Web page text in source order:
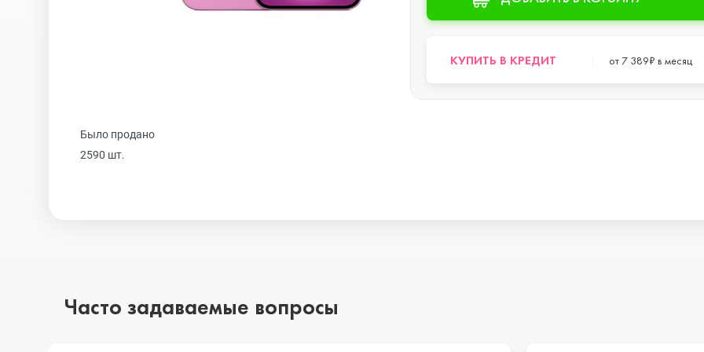
Sony
iPhone 16 Plus
КУПИТЬ В КРЕДИТ от 7 389₽ в месяц
Было продано
2590 шт.
Часто задаваемые вопросы